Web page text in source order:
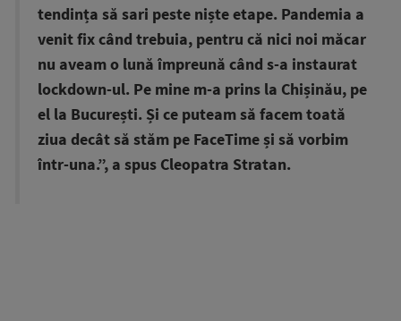
tendința să sari peste niște etape. Pandemia a
venit fix când trebuia, pentru că nici noi măcar
nu aveam o lună împreună când s-a instaurat
lockdown-ul. Pe mine m-a prins la Chișinău, pe
el la București. Și ce puteam să facem toată
ziua decât să stăm pe FaceTime și să vorbim
într-una.”, a spus Cleopatra Stratan.